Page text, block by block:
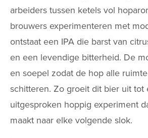
arbeiders tussen ketels vol
brouwers experimenteren met
ontstaat een IPA die barst van
en een levendige bitterheid. De
en soepel zodat de hop alle
schitteren. Zo groeit dit bier uit tot
uitgesproken hoppig experiment
maakt naar elke volgende slok.